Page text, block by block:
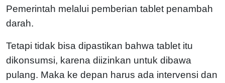
Pemerintah melalui pemberian tablet penambah
darah.
Tetapi tidak bisa dipastikan bahwa tablet itu
dikonsumsi, karena diizinkan untuk dibawa
pulang. Maka ke depan harus ada intervensi dan